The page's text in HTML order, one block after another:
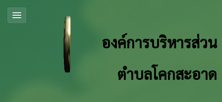
องค์การบริหารส่วน
ตำบลโคกสะอาด